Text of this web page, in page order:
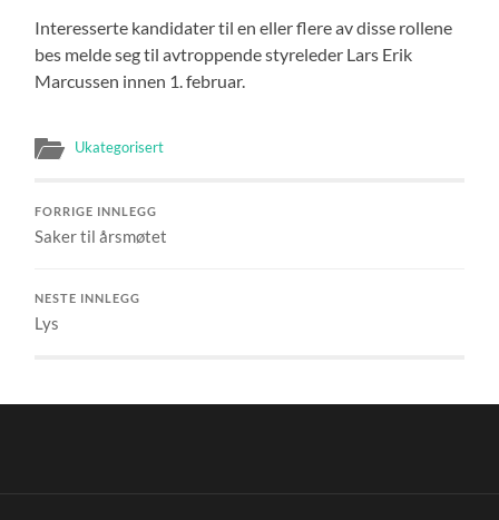
Interesserte kandidater til en eller flere av disse rollene
bes melde seg til avtroppende styreleder Lars Erik
Marcussen innen 1. februar.
Ukategorisert
FORRIGE INNLEGG
Saker til årsmøtet
NESTE INNLEGG
Lys